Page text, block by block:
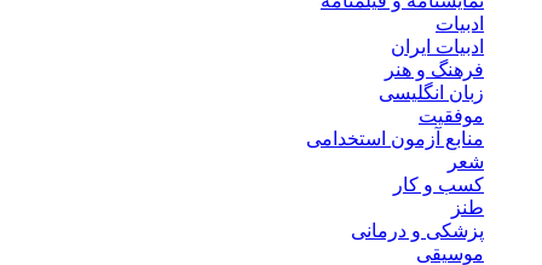
ادبیات
ادبیات ایران
فرهنگ و هنر
زبان انگلیسی
موفقیت
منابع آزمون استخدامی
شعر
کسب و کار
طنز
پزشکی و درمانی
موسیقی